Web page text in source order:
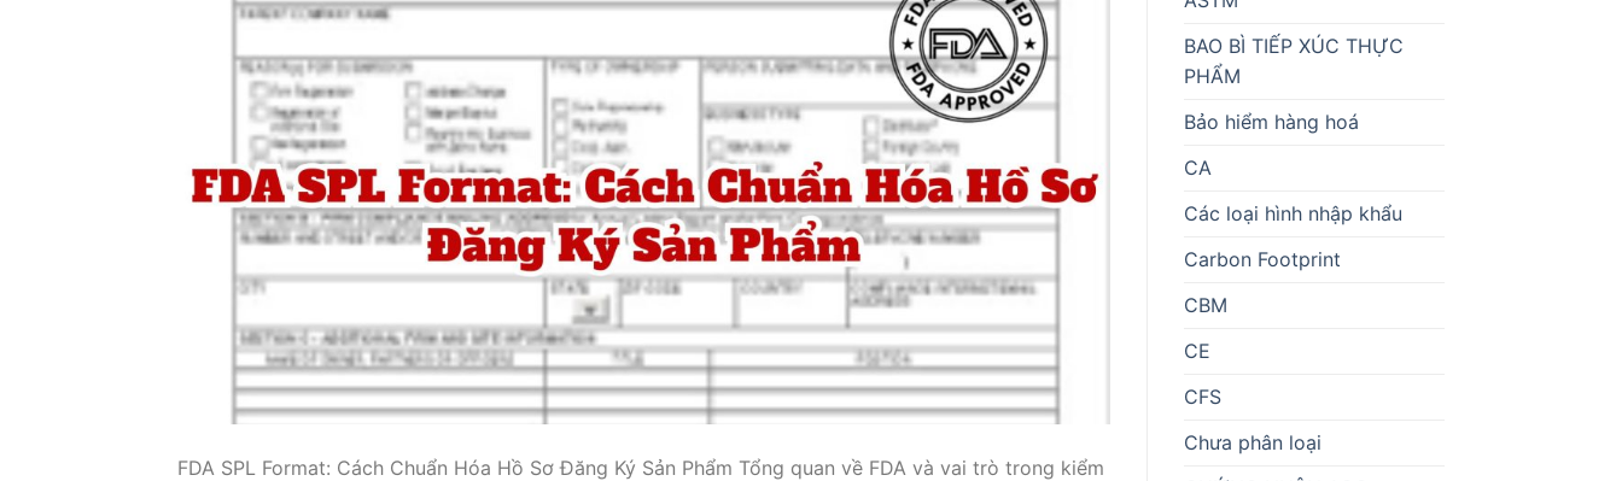
FDA SPL Format: Cách Chuẩn Hóa Hồ Sơ Đăng Ký Sản Phẩm Tổng quan về FDA và vai trò trong kiểm
BAO BÌ TIẾP XÚC THỰC
PHẨM
Bảo hiểm hàng hoá
CA
Các loại hình nhập khẩu
Carbon Footprint
CBM
CE
CFS
Chưa phân loại